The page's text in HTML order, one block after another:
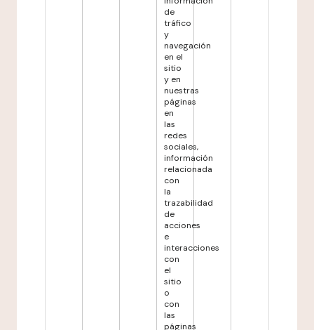
de
tráfico
y
navegación
en el
sitio
y en
nuestras
páginas
en
las
redes
sociales,
información
relacionada
con
la
trazabilidad
de
acciones
e
interacciones
con
el
sitio
o
con
las
páginas